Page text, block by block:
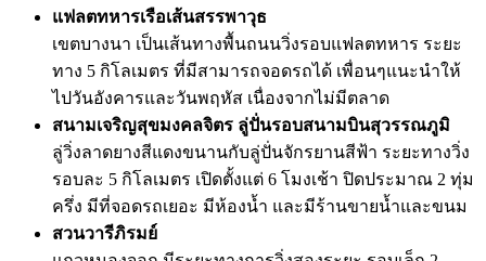
แฟลตทหารเรือเส้นสรรพาวุธ
เขตบางนา เป็นเส้นทางพื้นถนนวิ่งรอบแฟลตทหาร ระยะ
ทาง 5 กิโลเมตร ที่มีสามารถจอดรถได้ เพื่อนๆแนะนำให้
ไปวันอังคารและวันพฤหัส เนื่องจากไม่มีตลาด
สนามเจริญสุขมงคลจิตร ลู่ปั่นรอบสนามบินสุวรรณภูมิ
ลู่วิ่งลาดยางสีแดงขนานกับลู่ปั่นจักรยานสีฟ้า ระยะทางวิ่ง
รอบละ 5 กิโลเมตร เปิดตั้งแต่ 6 โมงเช้า ปิดประมาณ 2 ทุ่ม
ครึ่ง มีที่จอดรถเยอะ มีห้องน้ำ และมีร้านขายน้ำและขนม
สวนวารีภิรมย์